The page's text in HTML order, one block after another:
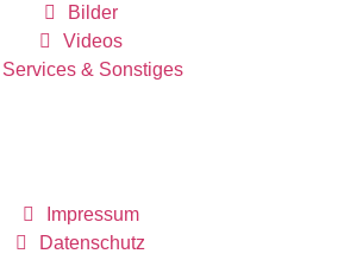
Bilder
Videos
Services & Sonstiges
Impressum
Datenschutz